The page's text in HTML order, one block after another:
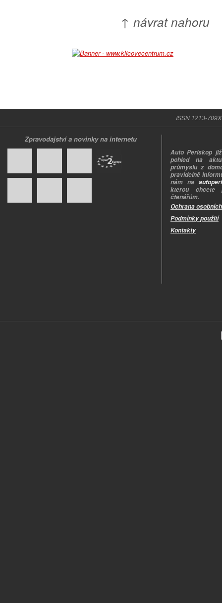
↑ návrat nahoru
ISSN 1213-
Zpravodajství a novinky na internetu
Auto Periskop
pohled na
průmyslu z
pravidelně
nám na
kterou chcete
čtenářům.
Ochrana
Podmínky použití
Kontakty